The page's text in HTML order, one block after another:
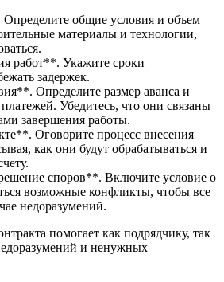
общие условия и объем
материалы и технологии,
работ**. Укажите сроки
задержек.
Определите размер аванса и
Убедитесь, что они связаны
завершения работы.
Оговорите процесс внесения
как они будут обрабатываться и
споров**. Включите условие о
возможные конфликты, чтобы все
недоразумений.
помогает как подрядчику, так
и ненужных